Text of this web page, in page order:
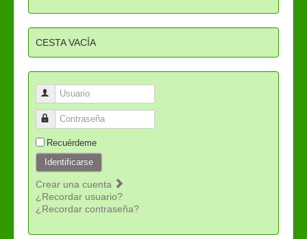
CESTA VACÍA
Usuario
Contraseña
Recuérdeme
Identificarse
Crear una cuenta
¿Recordar usuario?
¿Recordar contraseña?